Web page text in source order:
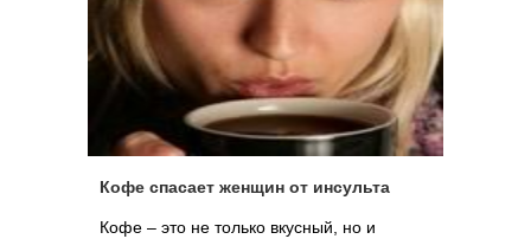
Кофе спасает женщин от инсульта
Кофе – это не только вкусный, но и